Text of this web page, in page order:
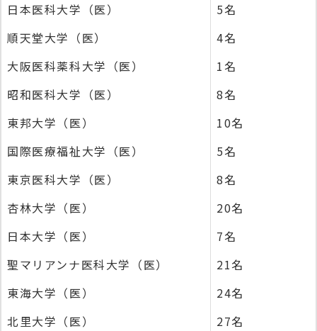
日本医科大学（医）
5名
順天堂大学（医）
4名
大阪医科薬科大学（医）
1名
昭和医科大学（医）
8名
東邦大学（医）
10名
国際医療福祉大学（医）
5名
東京医科大学（医）
8名
杏林大学（医）
20名
日本大学（医）
7名
聖マリアンナ医科大学（医）
21名
東海大学（医）
24名
北里大学（医）
27名